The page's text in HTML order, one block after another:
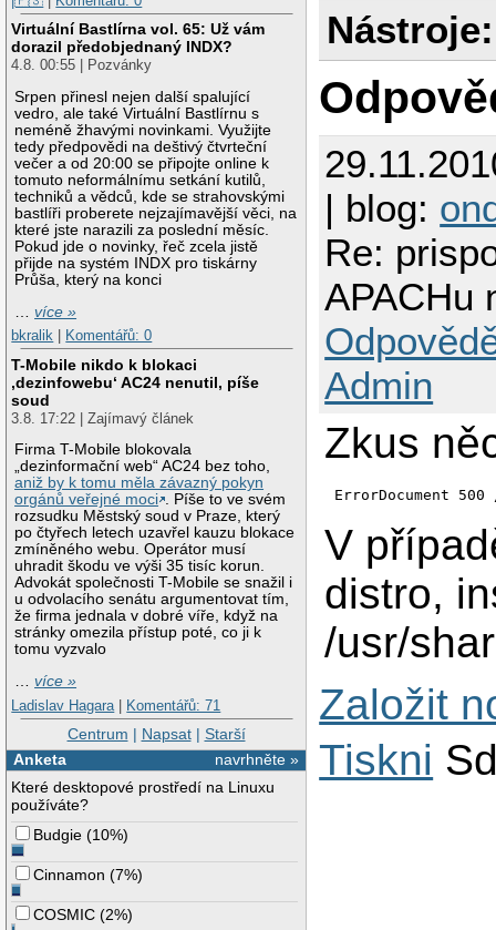
Virtuální Bastlírna vol. 65: Už vám
dorazil předobjednaný INDX?
4.8. 00:55 | Pozvánky
Srpen přinesl nejen další spalující
vedro, ale také Virtuální Bastlírnu s
neméně žhavými novinkami. Využijte
tedy předpovědi na deštivý čtvrteční
večer a od 20:00 se připojte online k
tomuto neformálnímu setkání kutilů,
techniků a vědců, kde se strahovskými
bastlíři proberete nejzajímavější věci, na
které jste narazili za poslední měsíc.
Pokud jde o novinky, řeč zcela jistě
přijde na systém INDX pro tiskárny
Průša, který na konci
…více »
bkralik
Komentářů: 0
T-Mobile nikdo k blokaci
‚dezinfowebu‘ AC24 nenutil, píše
soud
3.8. 17:22 | Zajímavý článek
Firma T-Mobile blokovala
„dezinformační web“ AC24 bez toho,
aniž by k tomu měla závazný pokyn
orgánů veřejné moci . Píše to ve svém
rozsudku Městský soud v Praze, který
po čtyřech letech uzavřel kauzu blokace
zmíněného webu. Operátor musí
uhradit škodu ve výši 35 tisíc korun.
Advokát společnosti T-Mobile se snažil i
u odvolacího senátu argumentovat tím,
že firma jednala v dobré víře, když na
stránky omezila přístup poté, co ji k
tomu vyzvalo
…více »
Ladislav Hagara | Komentářů: 71
Centrum | Napsat| Starší
navrhněte »
Anketa
Které desktopové prostředí na Linuxu
používáte?
Budgie (10%)
Cinnamon (7%)
COSMIC (2%)
Nástroje:
| blog:
Re:
APACHu
Admin
Zkus
V
distro,
/usr/
Založit
Tiskni